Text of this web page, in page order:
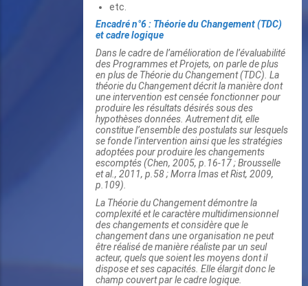
etc.
Encadré n°6 : Théorie du Changement (TDC)
et cadre logique
Dans le cadre de l’amélioration de l’évaluabilité
des Programmes et Projets, on parle de plus
en plus de Théorie du Changement (TDC). La
théorie du Changement décrit la manière dont
une intervention est censée fonctionner pour
produire les résultats désirés sous des
hypothèses données. Autrement dit, elle
constitue l’ensemble des postulats sur lesquels
se fonde l’intervention ainsi que les stratégies
adoptées pour produire les changements
escomptés (Chen, 2005, p.16-17 ; Brousselle
et al., 2011, p.58 ; Morra Imas et Rist, 2009,
p.109).
La Théorie du Changement démontre la
complexité et le caractère multidimensionnel
des changements et considère que le
changement dans une organisation ne peut
être réalisé de manière réaliste par un seul
acteur, quels que soient les moyens dont il
dispose et ses capacités. Elle élargit donc le
champ couvert par le cadre logique.